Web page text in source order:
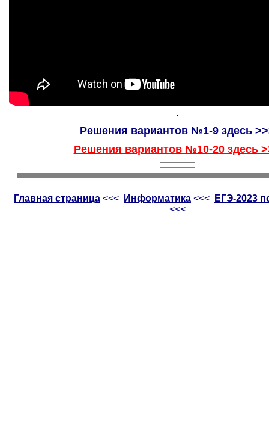
.
Решения вариантов №1-9 здесь
Решения вариантов №10-20 здесь
Главная страница <<< Информатика <<<
ЕГЭ-2023
<<<